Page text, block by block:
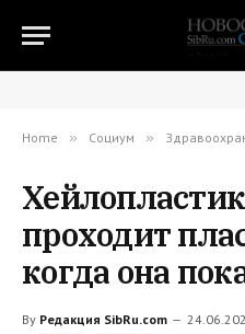
Home » Социум »
проходит
когда она
By Редакция SibRu.com